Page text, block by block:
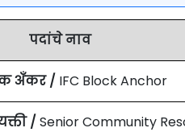
पदांचे नाव
अँकर / IFC Block Anchor
/ Senior Community